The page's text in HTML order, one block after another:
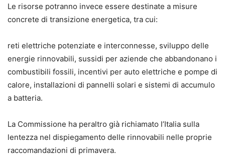
Le risorse potranno invece essere destinate a misure
concrete di transizione energetica, tra cui:
reti elettriche potenziate e interconnesse, sviluppo delle
energie rinnovabili, sussidi per aziende che abbandonano i
combustibili fossili, incentivi per auto elettriche e pompe di
calore, installazioni di pannelli solari e sistemi di accumulo
a batteria.
La Commissione ha peraltro già richiamato l’Italia sulla
lentezza nel dispiegamento delle rinnovabili nelle proprie
raccomandazioni di primavera.